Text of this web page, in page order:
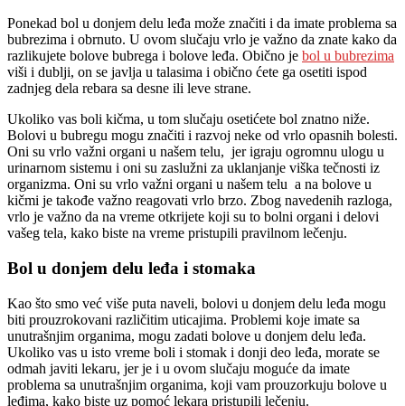
Ponekad bol u donjem delu leđa može značiti i da imate problema sa
bubrezima i obrnuto. U ovom slučaju vrlo je važno da znate kako da
razlikujete bolove bubrega i bolove leđa. Obično je bol u bubrezima
viši i dublji, on se javlja u talasima i obično ćete ga osetiti ispod
zadnjeg dela rebara sa desne ili leve strane.
Ukoliko vas boli kičma, u tom slučaju osetićete bol znatno niže.
Bolovi u bubregu mogu značiti i razvoj neke od vrlo opasnih bolesti.
Oni su vrlo važni organi u našem telu, jer igraju ogromnu ulogu u
urinarnom sistemu i oni su zaslužni za uklanjanje viška tečnosti iz
organizma. Oni su vrlo važni organi u našem telu a na bolove u
kičmi je takođe važno reagovati vrlo brzo. Zbog navedenih razloga,
vrlo je važno da na vreme otkrijete koji su to bolni organi i delovi
vašeg tela, kako biste na vreme pristupili pravilnom lečenju.
Bol u donjem delu leđa i stomaka
Kao što smo već više puta naveli, bolovi u donjem delu leđa mogu
biti prouzrokovani različitim uticajima. Problemi koje imate sa
unutrašnjim organima, mogu zadati bolove u donjem delu leđa.
Ukoliko vas u isto vreme boli i stomak i donji deo leđa, morate se
odmah javiti lekaru, jer je i u ovom slučaju moguće da imate
problema sa unutrašnjim organima, koji vam prouzorkuju bolove u
leđima, kako biste uz pomoć lekara pristupili lečenju.